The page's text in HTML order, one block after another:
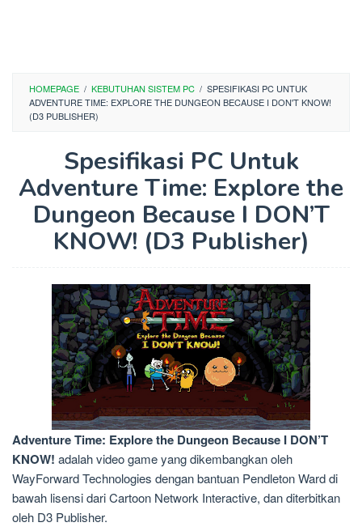
HOMEPAGE / KEBUTUHAN SISTEM PC / SPESIFIKASI PC UNTUK
ADVENTURE TIME: EXPLORE THE DUNGEON BECAUSE I DON'T KNOW!
(D3 PUBLISHER)
Spesifikasi PC Untuk
Adventure Time: Explore the
Dungeon Because I DON’T
KNOW! (D3 Publisher)
Adventure Time: Explore the Dungeon Because I DON’T
KNOW! adalahvideo gameyang dikembangkanoleh
WayForward Technologies dengan bantuan PendletonWarddi
bawah lisensi dariCartoon Network Interactive, danditerbitkan
oleh D3 Publisher.